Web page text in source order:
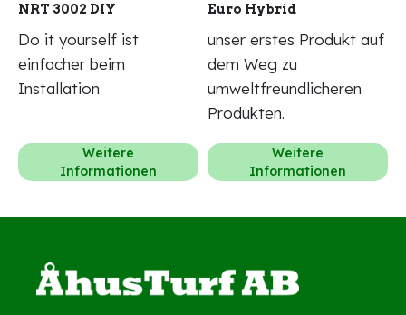
NRT 3002 DIY
Do it yourself ist
einfacher beim
Installation
Weitere
Informationen
Euro Hybrid
unser erstes Produkt auf
dem Weg zu
umweltfreundlicheren
Produkten.
Weitere
Informationen